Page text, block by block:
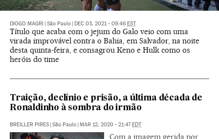
DIOGO MAGRI São Paulo DEC 03, 2021 - 09:46 EST
Título que acaba com o jejum do Galo veio com uma
virada improvável contra o Bahia, em Salvador, na noite
desta quinta-feira, e consagrou Keno e Hulk como os
heróis do time
Traição, declínio e prisão, a última década de
Ronaldinho à sombra do irmão
BREILLER PIRES São Paulo MAR 12, 2020 - 21:47 EDT
Com a imagem gerida por